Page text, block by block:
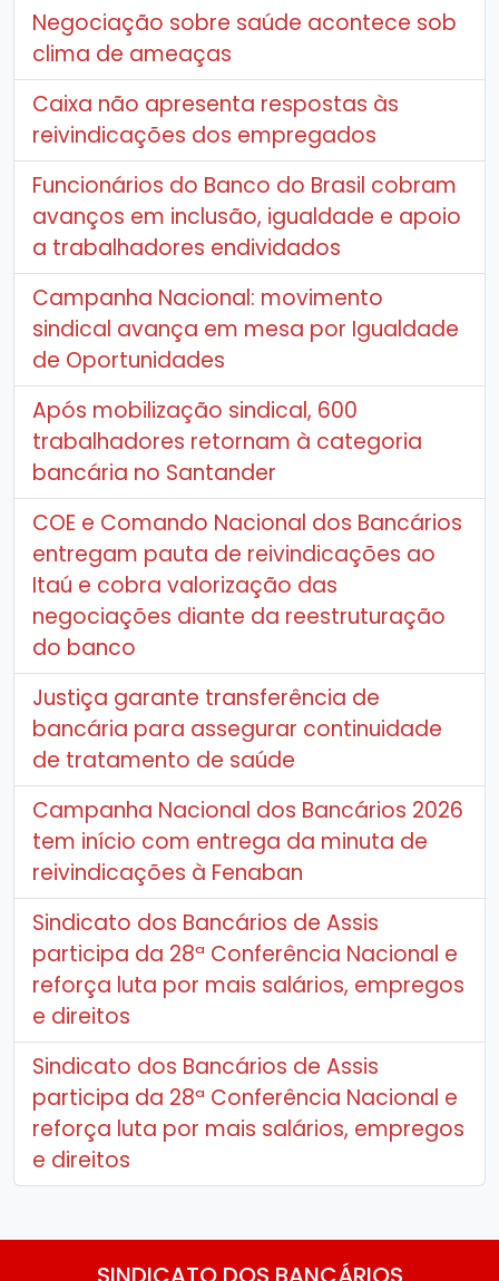
Negociação sobre saúde acontece sob
clima de ameaças
Caixa não apresenta respostas às
reivindicações dos empregados
Funcionários do Banco do Brasil cobram
avanços em inclusão, igualdade e apoio
a trabalhadores endividados
Campanha Nacional: movimento
sindical avança em mesa por Igualdade
de Oportunidades
Após mobilização sindical, 600
trabalhadores retornam à categoria
bancária no Santander
COE e Comando Nacional dos Bancários
entregam pauta de reivindicações ao
Itaú e cobra valorização das
negociações diante da reestruturação
do banco
Justiça garante transferência de
bancária para assegurar continuidade
de tratamento de saúde
Campanha Nacional dos Bancários 2026
tem início com entrega da minuta de
reivindicações à Fenaban
Sindicato dos Bancários de Assis
participa da 28ª Conferência Nacional e
reforça luta por mais salários, empregos
e direitos
Sindicato dos Bancários de Assis
participa da 28ª Conferência Nacional e
reforça luta por mais salários, empregos
e direitos